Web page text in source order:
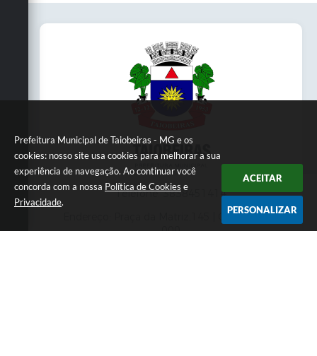
Prefeitura Municipal de Taiobeiras - MG e os
cookies: nosso site usa cookies para melhorar a sua
experiência de navegação. Ao continuar você
concorda com a nossa Política de Cookies e
Privacidade.
ACEITAR
PERSONALIZAR
Telefone: 3838451414
Endereço: Praça da Matriz,145 | CEP: 39550-
000